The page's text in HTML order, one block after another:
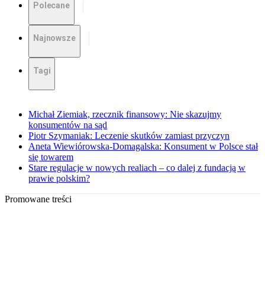
Polecane
Najnowsze
Tagi
Michał Ziemiak, rzecznik finansowy: Nie skazujmy
konsumentów na sąd
Piotr Szymaniak: Leczenie skutków zamiast przyczyn
Aneta Wiewiórowska-Domagalska: Konsument w Polsce stał
się towarem
Stare regulacje w nowych realiach – co dalej z fundacją w
prawie polskim?
Promowane treści